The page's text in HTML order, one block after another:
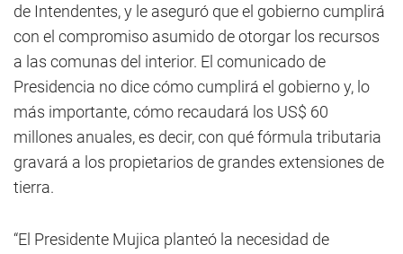
de Intendentes, y le aseguró que el gobierno cumplirá
con el compromiso asumido de otorgar los recursos
a las comunas del interior. El comunicado de
Presidencia no dice cómo cumplirá el gobierno y, lo
más importante, cómo recaudará los US$ 60
millones anuales, es decir, con qué fórmula tributaria
gravará a los propietarios de grandes extensiones de
tierra.
“El Presidente Mujica planteó la necesidad de